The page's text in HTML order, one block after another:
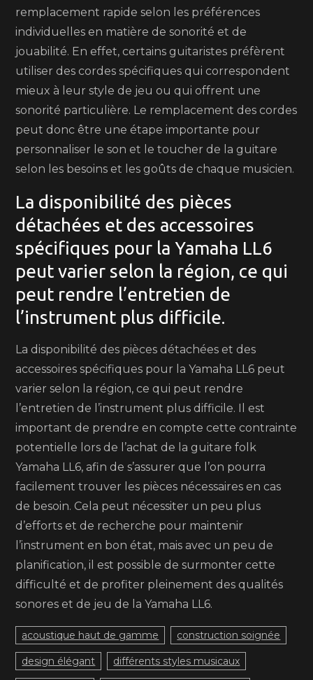
remplacement rapide selon les préférences
individuelles en matière de sonorité et de
jouabilité. En effet, certains guitaristes préfèrent
utiliser des cordes spécifiques qui correspondent
mieux à leur style de jeu ou qui offrent une
sonorité particulière. Le remplacement des cordes
peut donc être une étape importante pour
personnaliser le son et le toucher de la guitare
selon les besoins et les goûts de chaque musicien.
La disponibilité des pièces
détachées et des accessoires
spécifiques pour la Yamaha LL6
peut varier selon la région, ce qui
peut rendre l’entretien de
l’instrument plus difficile.
La disponibilité des pièces détachées et des
accessoires spécifiques pour la Yamaha LL6 peut
varier selon la région, ce qui peut rendre
l’entretien de l’instrument plus difficile. Il est
important de prendre en compte cette contrainte
potentielle lors de l’achat de la guitare folk
Yamaha LL6, afin de s’assurer que l’on pourra
facilement trouver les pièces nécessaires en cas
de besoin. Cela peut nécessiter un peu plus
d’efforts et de recherche pour maintenir
l’instrument en bon état, mais avec un peu de
planification, il est possible de surmonter cette
difficulté et de profiter pleinement des qualités
sonores et de jeu de la Yamaha LL6.
acoustique haut de gamme construction soignée
design élégant différents styles musicaux